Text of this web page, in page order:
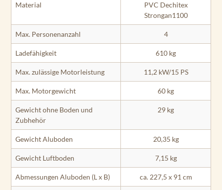
Material
PVC Dechitex
Strongan1100
Max. Personenanzahl 4
Ladefähigkeit 610 kg
Max. zulässige Motorleistung 11,2 kW/15 PS
Max. Motorgewicht 60 kg
Gewicht ohne Boden und
Zubhehör
29 kg
Gewicht Aluboden 20,35 kg
Gewicht Luftboden 7,15 kg
Abmessungen Aluboden (L x B) ca. 227,5 x 91 cm